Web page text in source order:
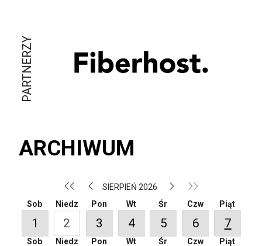
PARTNERZY
ARCHIWUM
SIERPIEŃ 2026
Sob
1
Niedz
2
Pon
3
Wt
4
Śr
5
Czw
6
Piąt
7
Sob Niedz Pon Wt Śr Czw Piąt